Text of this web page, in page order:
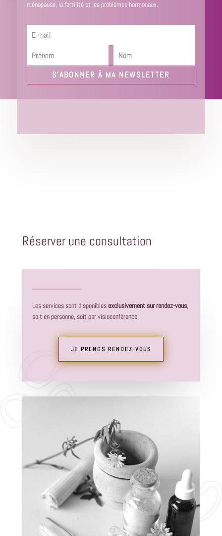
ménopause, la fertilité et les problèmes hormonaux.
S'ABONNER À MA NEWSLETTER
Réserver une consultation
Les services sont disponiblesexclusivement sur rendez-vous,
soit en personne, soit par visioconférence.
JE PRENDS RENDEZ-VOUS